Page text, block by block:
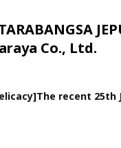
Co., Ltd.
recent